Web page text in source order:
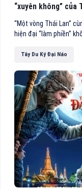
“xuyên không” của
“Một vòng Thái Lan”
hiện đại “làm phiền”
Tây Du Ký Đại Náo